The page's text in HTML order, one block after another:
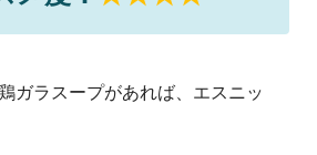
ガラスープがあれば、エスニッ